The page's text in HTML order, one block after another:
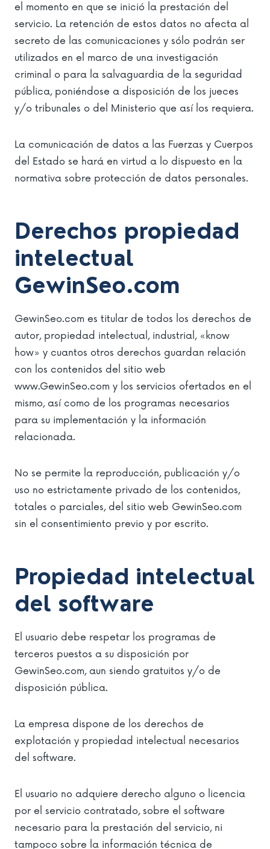
el momento en que se inició la prestación del
servicio. La retención de estos datos no afecta al
secreto de las comunicaciones y sólo podrán ser
utilizados en el marco de una investigación
criminal o para la salvaguardia de la seguridad
pública, poniéndose a disposición de los jueces
y/o tribunales o del Ministerio que así los requiera.
La comunicación de datos a las Fuerzas y Cuerpos
del Estado se hará en virtud a lo dispuesto en la
normativa sobre protección de datos personales.
Derechos propiedad
intelectual
GewinSeo.com
GewinSeo.com es titular de todos los derechos de
autor, propiedad intelectual, industrial, «know
how» y cuantos otros derechos guardan relación
con los contenidos del sitio web
www.GewinSeo.com y los servicios ofertados en el
mismo, así como de los programas necesarios
para su implementación y la información
relacionada.
No se permite la reproducción, publicación y/o
uso no estrictamente privado de los contenidos,
totales o parciales, del sitio web GewinSeo.com
sin el consentimiento previo y por escrito.
Propiedad intelectual
del software
El usuario debe respetar los programas de
terceros puestos a su disposición por
GewinSeo.com, aun siendo gratuitos y/o de
disposición pública.
La empresa dispone de los derechos de
explotación y propiedad intelectual necesarios
del software.
El usuario no adquiere derecho alguno o licencia
por el servicio contratado, sobre el software
necesario para la prestación del servicio, ni
tampoco sobre la información técnica de